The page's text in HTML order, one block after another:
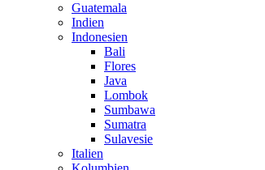
Guatemala
Indien
Indonesien
Bali
Flores
Java
Lombok
Sumbawa
Sumatra
Sulavesie
Italien